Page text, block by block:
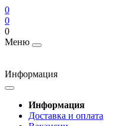
0
0
0
Меню
Информация
Информация
Доставка и оплата